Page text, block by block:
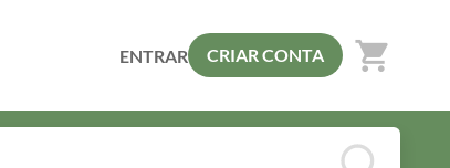
ENTRAR CRIAR CONTA shopping_cart